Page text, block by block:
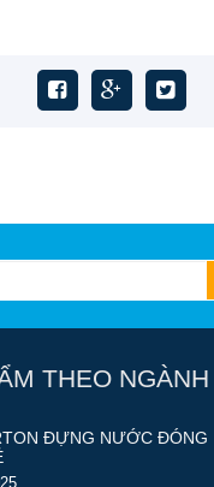
THEO NGÀNH
ĐỰNG NƯỚC ĐÓNG